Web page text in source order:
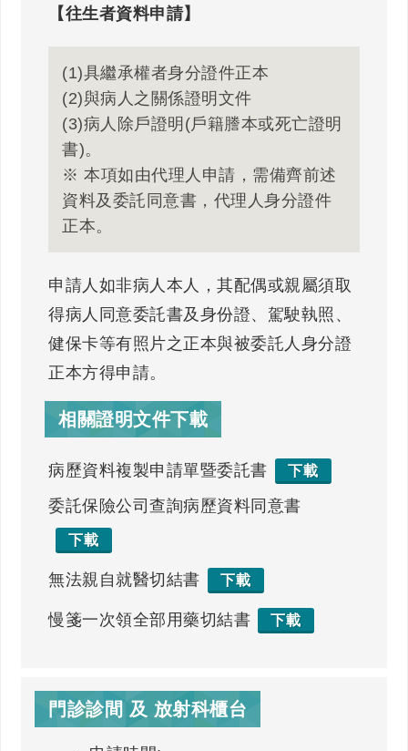
【往生者資料申請】
(1)具繼承權者身分證件正本
(2)與病人之關係證明文件
(3)病人除戶證明(戶籍謄本或死亡證明
書)。
※ 本項如由代理人申請，需備齊前述
資料及委託同意書，代理人身分證件
正本。
申請人如非病人本人，其配偶或親屬須取
得病人同意委託書及身份證、駕駛執照、
健保卡等有照片之正本與被委託人身分證
正本方得申請。
相關證明文件下載
病歷資料複製申請單暨委託書 下載
委託保險公司查詢病歷資料同意書
下載
無法親自就醫切結書 下載
慢箋一次領全部用藥切結書 下載
門診診間 及 放射科櫃台